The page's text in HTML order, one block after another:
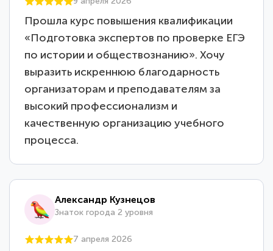
Прошла курс повышения квалификации
«Подготовка экспертов по проверке ЕГЭ
по истории и обществознанию». Хочу
выразить искреннюю благодарность
организаторам и преподавателям за
высокий профессионализм и
качественную организацию учебного
процесса.
Александр Кузнецов
Знаток города 2 уровня
7 апреля 2026